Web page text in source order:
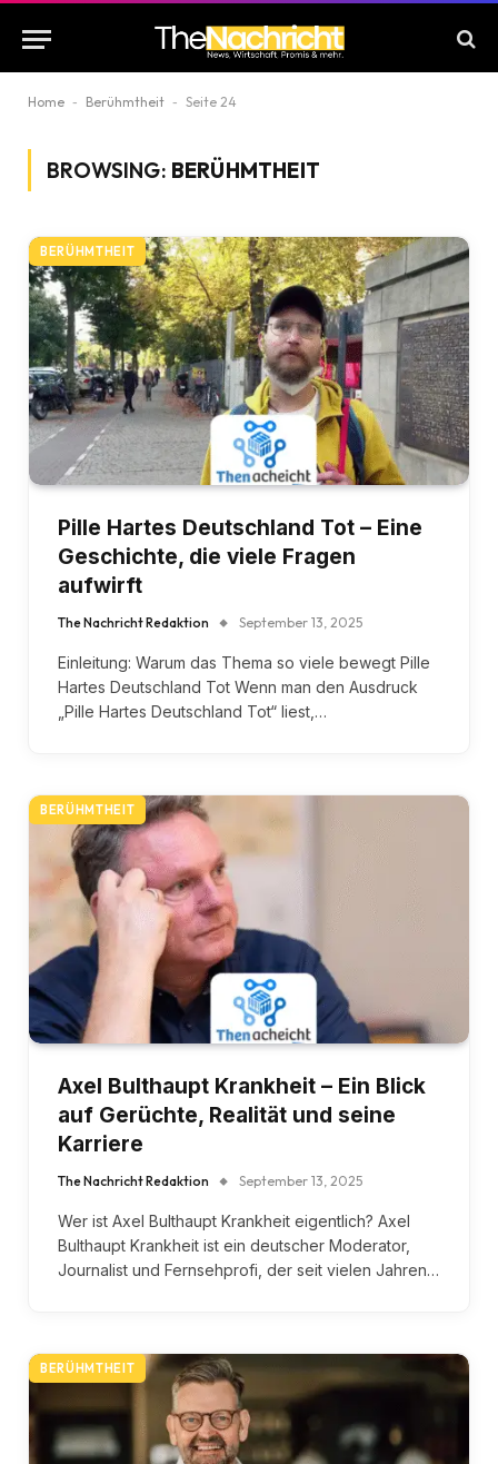
Home - Berühmtheit - Seite 24
BROWSING: BERÜHMTHEIT
BERÜHMTHEIT
Pille Hartes Deutschland Tot – Eine
Geschichte, die viele Fragen
aufwirft
The Nachricht Redaktion September 13, 2025
Einleitung: Warum das Thema so viele bewegt Pille
Hartes Deutschland Tot Wenn man den Ausdruck
„Pille Hartes Deutschland Tot“ liest,…
BERÜHMTHEIT
Axel Bulthaupt Krankheit – Ein Blick
auf Gerüchte, Realität und seine
Karriere
The Nachricht Redaktion September 13, 2025
Wer ist Axel Bulthaupt Krankheit eigentlich? Axel
Bulthaupt Krankheit ist ein deutscher Moderator,
Journalist und Fernsehprofi, der seit vielen Jahren…
BERÜHMTHEIT